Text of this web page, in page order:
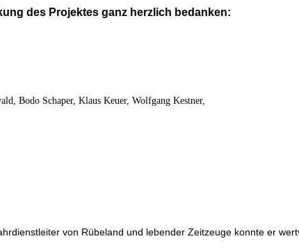
des Projektes ganz herzlich bedanken:
Bodo Schaper, Klaus Keuer, Wolfgang Kestner,
von Rübeland und lebender Zeitzeuge konnte er